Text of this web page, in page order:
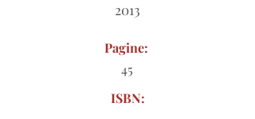
2013
Pagine:
45
ISBN: